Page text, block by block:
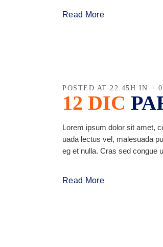
Read More
12 DIC
POSTED AT 22:45H IN
Lorem ipsum dolor sit amet,
uada lectus vel, malesuada
eg et nulla. Cras sed congue
Read More